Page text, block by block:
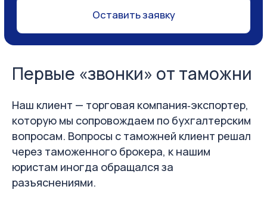
Первые «звонки» от таможни
Наш клиент — торговая компания‑экспортер,
которую мы сопровождаем по бухгалтерским
вопросам. Вопросы с таможней клиент решал
через таможенного брокера, к нашим
юристам иногда обращался за
разъяснениями.